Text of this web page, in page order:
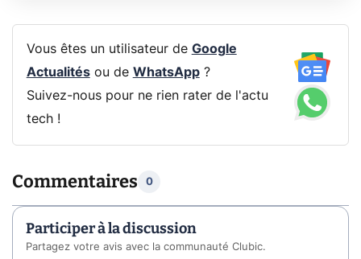
Vous êtes un utilisateur de Google
Actualitésou de WhatsApp?
Suivez-nous pour ne rien rater de l'actu
tech !
Commentaires 0
Participer à la discussion
Partagez votre avis avec la communauté Clubic.